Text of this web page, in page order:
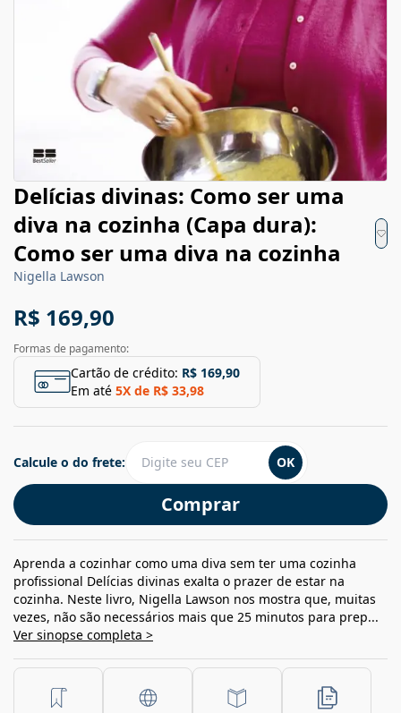
Delícias divinas: Como ser uma
diva na cozinha (Capa dura):
Como ser uma diva na cozinha
Nigella Lawson
R$ 169,90
Formas de pagamento:
Cartão de crédito: R$ 169,90
Em até 5X de R$ 33,98
Comprar
Calcule o do frete: OK
Aprenda a cozinhar como uma diva sem ter uma cozinha
profissional Delícias divinas exalta o prazer de estar na
cozinha. Neste livro, Nigella Lawson nos mostra que, muitas
vezes, não são necessários mais que 25 minutos para prep...
Ver sinopse completa >